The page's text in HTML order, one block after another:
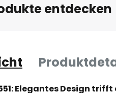
entdecken
Elegantes Design